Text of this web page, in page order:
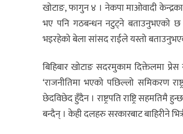
खोटाङ, फागुन ४ । नेकपा माओवादी
भए पनि गठबन्धन नटुट्ने बताउनुभएको छ
भइरहेको बेला सांसद राईले यस्तो
बिहिबार खोटाङ सदरमुकाम दिक्तेलमा
‘राजनीतिमा भएको पछिल्लो समिकरण
छेदविछेद हुँदैन । राष्ट्रपति राष्ट्रि
बन्दैन् । केही दलहरु सरकारबाट बाहिरीने